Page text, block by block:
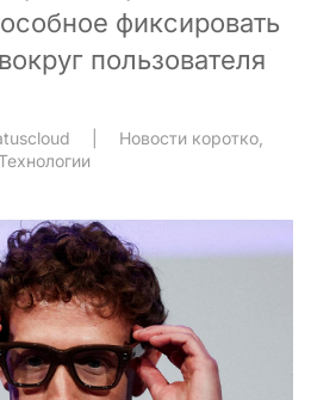
фиксировать
пользователя
Новости коротко,